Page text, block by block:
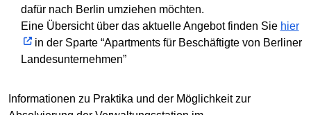
dafür nach Berlin umziehen möchten.
Eine Übersicht über das aktuelle Angebot finden Sie hier
in der Sparte “Apartments für Beschäftigte von Berliner
Landesunternehmen”
Informationen zu Praktika und der Möglichkeit zur